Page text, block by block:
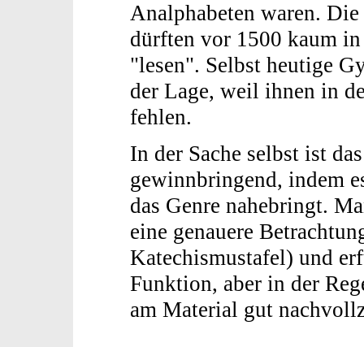
Analphabeten waren.
dürften vor 1500 kaum
"lesen". Selbst heutige
der Lage, weil ihnen in
fehlen.
In der Sache selbst ist
gewinnbringend, indem
das Genre nahebringt.
eine genauere
Katechismustafel) und
Funktion, aber in der
am Material gut